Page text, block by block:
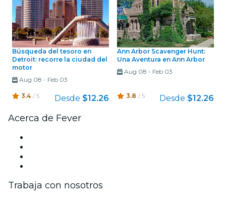
Búsqueda del tesoro en
Detroit: recorre la ciudad del
motor
Aug 08 - Feb 03
3.4 / 5 Desde $12.26
Ann Arbor Scavenger Hunt:
Una Aventura en Ann Arbor
Aug 08 - Feb 03
3.8 / 5 Desde $12.26
Acerca de Fever
Trabaja con nosotros